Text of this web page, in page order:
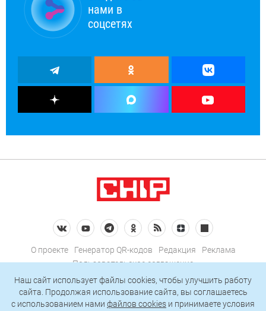
нами в
соцсетях
О проекте Генератор QR-кодов Редакция
Реклама
Пользовательское соглашение
Политика конфиденциальности
Подписаться на рассылку
Наш сайт использует файлы cookies, чтобы улучшить работу
сайта. Продолжая использование сайта, вы соглашаетесь
c использованием нами файлов cookies и принимаете условия